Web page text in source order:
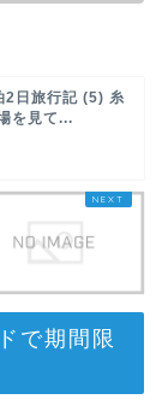
2日旅行記 (5) 糸
を見て...
で期間限